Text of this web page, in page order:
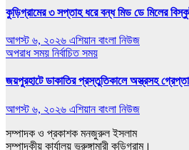
কুড়িগ্রামের ৩ সপ্তাহ ধরে বন্ধ মিড ডে মিলের
আগস্ট ৬, ২০২৬ এশিয়ান বাংলা নিউজ
অপরাধ সময় নির্বাচিত সময়
জয়পুরহাটে ডাকাতির প্রস্তুতিকালে অস্ত্রসহ
আগস্ট ৬, ২০২৬ এশিয়ান বাংলা নিউজ
সম্পাদক ও প্রকাশক মনজুরুল ইসলাম
সম্পাদকীয় কার্যালয় ভুরুঙ্গামারী কুড়িগ্রাম।